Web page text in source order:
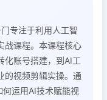
专注于利用人工智
战课程。本课程核心
化账号搭建，到AI工
的视频剪辑实操。通
运用AI技术赋能视